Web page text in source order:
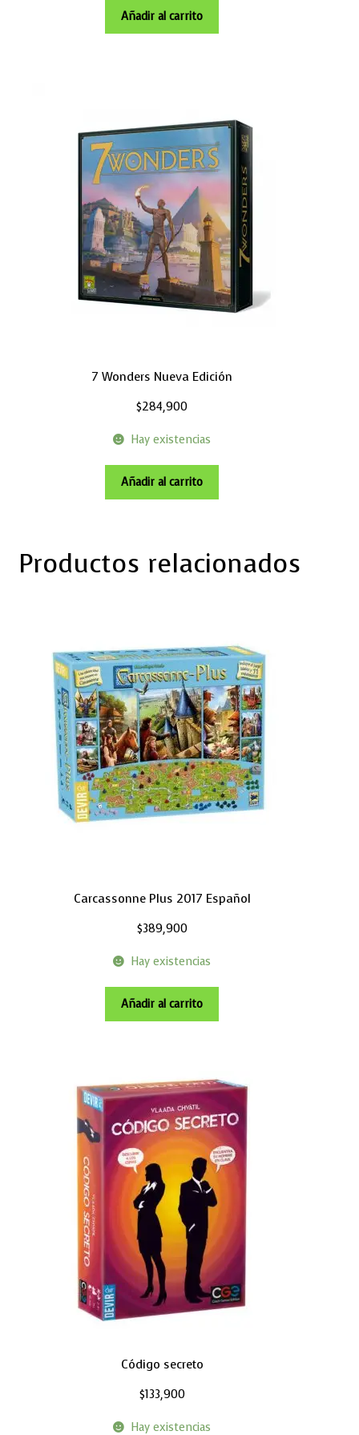
Añadir al carrito
7 Wonders Nueva Edición
$284,900
Hay existencias
Añadir al carrito
Productos relacionados
Carcassonne Plus 2017 Español
$389,900
Hay existencias
Añadir al carrito
Código secreto
$133,900
Hay existencias